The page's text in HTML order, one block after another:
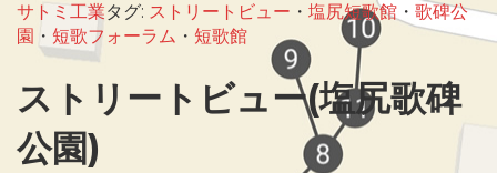
サトミ工業タグ: ストリートビュー ・ 塩尻短歌館 ・ 歌碑公
園 ・ 短歌フォーラム ・ 短歌館
ストリートビュー(塩尻歌碑
公園)